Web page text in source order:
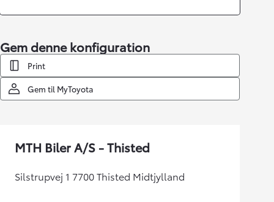
Gem denne konfiguration
Print
Gem til MyToyota
MTH Biler A/S - Thisted
Silstrupvej 1 7700 Thisted Midtjylland